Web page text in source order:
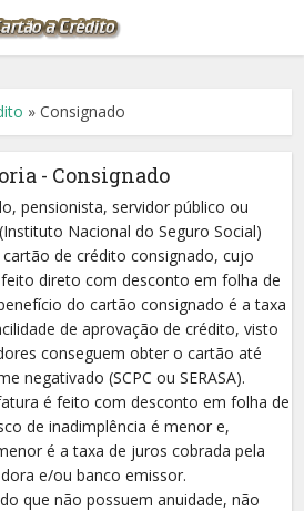
»Consignado
- Consignado
pensionista, servidor público ou
Nacional do Seguro Social)
de crédito consignado, cujo
direto com desconto em folha de
do cartão consignado é a taxa
de aprovação de crédito, visto
conseguem obter o cartão até
negativado (SCPC ou SERASA).
é feito com desconto em folha de
de inadimplência é menor e,
é a taxa de juros cobrada pela
e/ou banco emissor.
que não possuem anuidade, não